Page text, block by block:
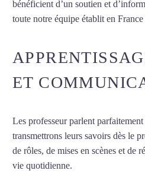
bénéficient d’un soutien et
toute notre équipe établit en France
ET
Les professeur parlent
transmettrons leurs savoirs dès le
de rôles, de mises en scènes et de
vie quotidienne.